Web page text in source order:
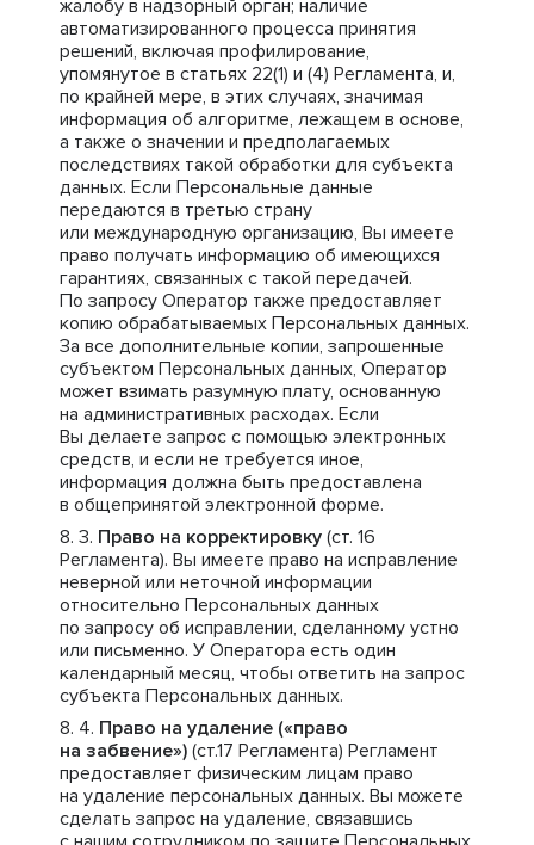
жалобу в надзорный орган; наличие
автоматизированного процесса принятия
решений, включая профилирование,
упомянутое в статьях 22(1) и (4) Регламента, и,
по крайней мере, в этих случаях, значимая
информация об алгоритме, лежащем в основе,
а также о значении и предполагаемых
последствиях такой обработки для субъекта
данных. Если Персональные данные
передаются в третью страну
или международную организацию, Вы имеете
право получать информацию об имеющихся
гарантиях, связанных с такой передачей.
По запросу Оператор также предоставляет
копию обрабатываемых Персональных данных.
За все дополнительные копии, запрошенные
субъектом Персональных данных, Оператор
может взимать разумную плату, основанную
на административных расходах. Если
Вы делаете запрос с помощью электронных
средств, и если не требуется иное,
информация должна быть предоставлена
в общепринятой электронной форме.
Право на корректировку (ст. 16
Регламента). Вы имеете право на исправление
неверной или неточной информации
относительно Персональных данных
по запросу об исправлении, сделанному устно
или письменно. У Оператора есть один
календарный месяц, чтобы ответить на запрос
субъекта Персональных данных.
Право на удаление («право
на забвение») (ст.17 Регламента) Регламент
предоставляет физическим лицам право
на удаление персональных данных. Вы можете
сделать запрос на удаление, связавшись